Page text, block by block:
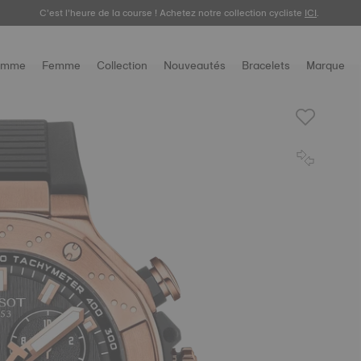
Découvrez la nouvelle Gentleman 38 mm.ACHETEZ.
C’est l’heure de la course ! Achetez notre collection cycliste ICI.
Femme Collection Nouveautés Bracelets Marque